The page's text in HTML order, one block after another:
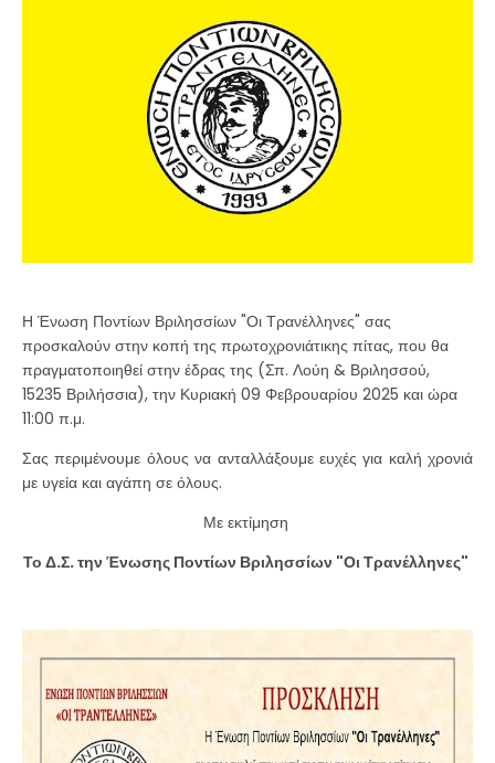
Η Ένωση Ποντίων Βριλησσίων "Οι Τρανέλληνες" σας
προσκαλούν στην κοπή της πρωτοχρονιάτικης πίτας, που θα
πραγματοποιηθεί στην έδρας της (Σπ. Λούη & Βριλησσού,
15235 Βριλήσσια), την Κυριακή 09 Φεβρουαρίου 2025 και ώρα
11:00 π.μ.
Σας περιμένουμε όλους να ανταλλάξουμε ευχές για καλή χρονιά
με υγεία και αγάπη σε όλους.
Με εκτίμηση
Το Δ.Σ. την Ένωσης Ποντίων Βριλησσίων "Οι Τρανέλληνες"